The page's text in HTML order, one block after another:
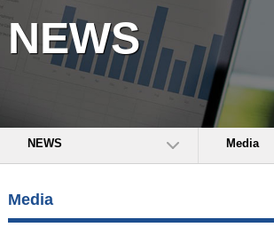
NEWS
NEWS Media
Media